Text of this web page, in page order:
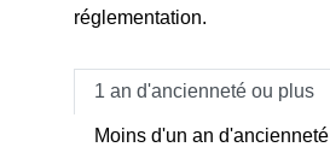
réglementation.
1 an d'ancienneté ou plus
Moins d'un an d'ancienneté